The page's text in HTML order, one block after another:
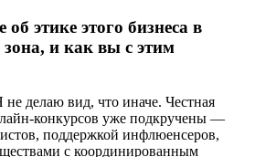
этике этого бизнеса в
и как вы с этим
не делаю вид, что иначе. Честная
конкурсов уже подкручены —
поддержкой инфлюенсеров,
с координированным